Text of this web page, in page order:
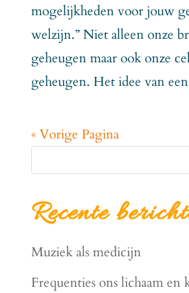
mogelijkheden voor jouw
welzijn.” Niet alleen onze
geheugen maar ook onze
geheugen. Het idee van
« Vorige Pagina
Recente
Muziek als medicijn
Frequenties ons lichaam en